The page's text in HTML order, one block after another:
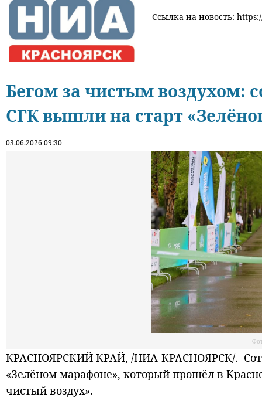
Ссылка на новость:
Бегом за чистым воздухом:
СГК вышли на старт
03.06.2026 09:30
КРАСНОЯРСКИЙ КРАЙ, /НИА-КРАСНОЯРСК/.
«Зелёном марафоне», который прошёл в
чистый воздух».